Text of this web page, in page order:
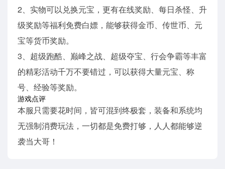
2、实物可以兑换元宝，更有在线奖励、每日杀怪、升
级奖励等福利免费白嫖，能够获得金币、传世币、元
宝等货币奖励。
3、超级跑酷、巅峰之战、超级夺宝、行会争霸等丰富
的精彩活动千万不要错过，可以获得大量元宝、称
号、经验等奖励。
游戏点评
本服只需要花时间，皆可混到终极套，装备和系统均
无强制消费玩法，一切都是免费打够，人人都能够逆
袭当大哥！